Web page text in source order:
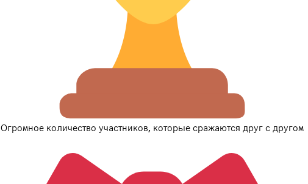
Огромное количество участников, которые сражаются друг с другом